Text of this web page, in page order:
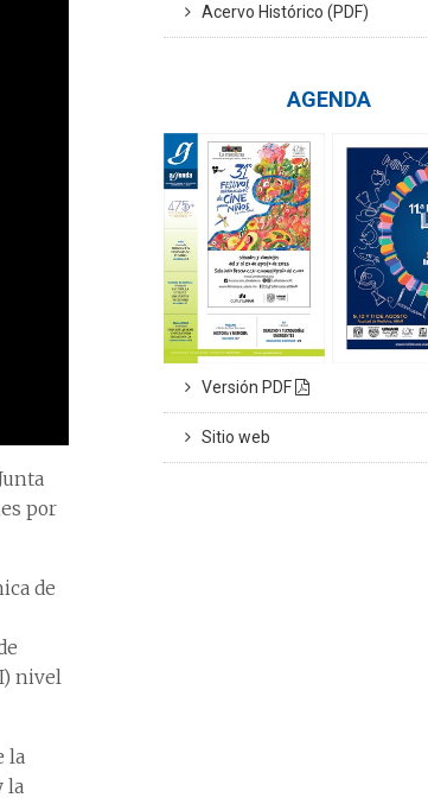
por
de
nivel
la
la
Acervo Histórico (PDF)
AGENDA
Versión PDF
Sitio web